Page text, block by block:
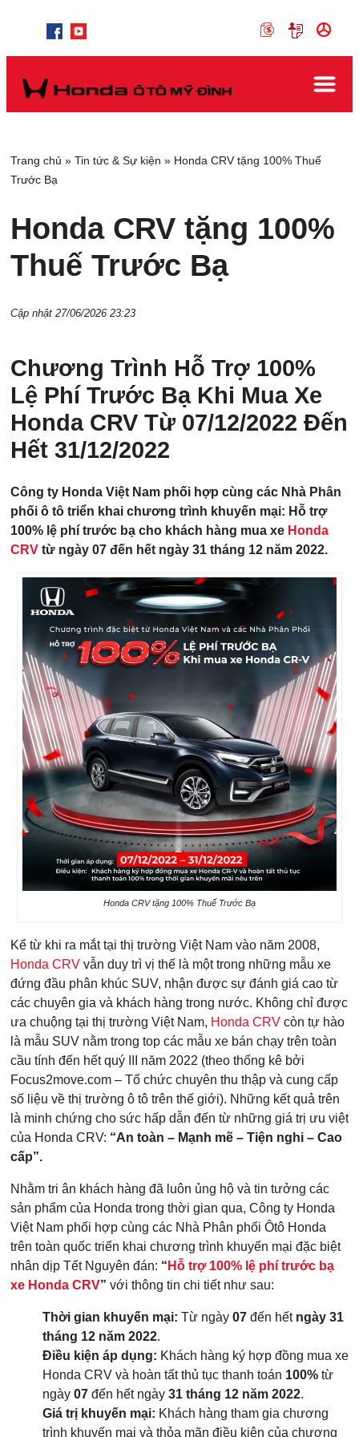
Trang chủ » Tin tức & Sự kiện » Honda CRV tặng 100% Thuế
Trước Bạ
Honda CRV tặng 100%
Thuế Trước Bạ
Cập nhật 27/06/2026 23:23
Chương Trình Hỗ Trợ 100%
Lệ Phí Trước Bạ Khi Mua Xe
Honda CRV Từ 07/12/2022 Đến
Hết 31/12/2022
Công ty Honda Việt Nam phối hợp cùng các Nhà Phân
phối ô tô triển khai chương trình khuyến mại: Hỗ trợ
100% lệ phí trước bạ cho khách hàng mua xe Honda
CRV từ ngày 07 đến hết ngày 31 tháng 12 năm 2022.
Honda CRV tặng 100% Thuế Trước Bạ
Kể từ khi ra mắt tại thị trường Việt Nam vào năm 2008,
Honda CRV vẫn duy trì vị thế là một trong những mẫu xe
đứng đầu phân khúc SUV, nhận được sự đánh giá cao từ
các chuyên gia và khách hàng trong nước. Không chỉ được
ưa chuộng tại thị trường Việt Nam, Honda CRV còn tự hào
là mẫu SUV nằm trong top các mẫu xe bán chạy trên toàn
cầu tính đến hết quý III năm 2022 (theo thống kê bởi
Focus2move.com – Tổ chức chuyên thu thập và cung cấp
số liệu về thị trường ô tô trên thế giới). Những kết quả trên
là minh chứng cho sức hấp dẫn đến từ những giá trị ưu việt
của Honda CRV: “An toàn – Mạnh mẽ – Tiện nghi – Cao
cấp”.
Nhằm tri ân khách hàng đã luôn ủng hộ và tin tưởng các
sản phẩm của Honda trong thời gian qua, Công ty Honda
Việt Nam phối hợp cùng các Nhà Phân phối Ôtô Honda
trên toàn quốc triển khai chương trình khuyến mại đặc biệt
nhân dịp Tết Nguyên đán: “ Hỗ trợ 100% lệ phí trước bạ
xe Honda CRV” với thông tin chi tiết như sau:
Thời gian khuyến mại: Từ ngày 07 đến hết ngày 31
tháng 12 năm 2022.
Điều kiện áp dụng: Khách hàng ký hợp đồng mua xe
Honda CRV và hoàn tất thủ tục thanh toán 100% từ
ngày 07 đến hết ngày 31 tháng 12 năm 2022.
Giá trị khuyến mại: Khách hàng tham gia chương
trình khuyến mại và thỏa mãn điều kiện của chương